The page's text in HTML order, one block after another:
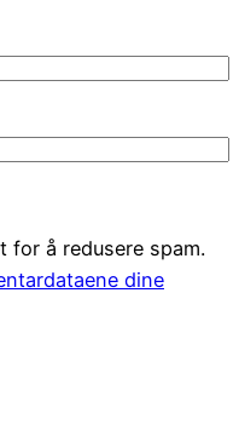
for å redusere spam.
dine